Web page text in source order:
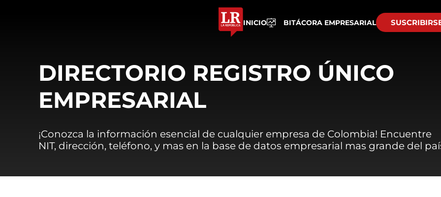
INICIO BITÁCORA EMPRESARIAL
DIRECTORIO REGISTRO ÚNICO
EMPRESARIAL
¡Conozca la información esencial de cualquier empresa de Colombia! Encuentre
NIT, dirección, teléfono, y mas en la base de datos empresarial mas grande del